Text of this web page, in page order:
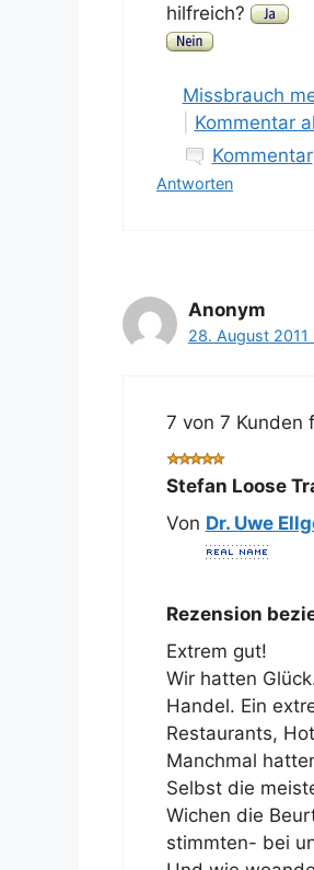
hilfreich?
Missbrauch
Kommentar
Kommentar
Antworten
Anonym
28. August
7 von 7 Kunden
Stefan Loose
Von Dr. Uwe
Rezension
Extrem gut!
Wir hatten
Handel. Ein
Restaurants,
Manchmal
Selbst die
Wichen die
stimmten- bei